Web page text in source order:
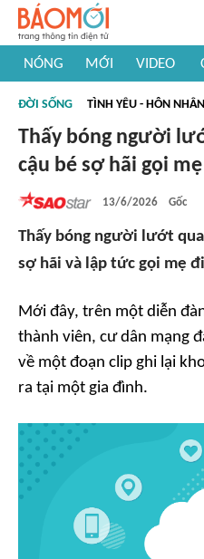
NÓNG MỚI VIDEO
#Khám phá thế giới
ĐỜI SỐNG TÌNH YÊU - HÔN NHÂN
Thấy bóng người
cậu bé sợ hãi gọi
13/6/2026 Gốc
Thấy bóng người lướt
sợ hãi và lập tức gọi mẹ
Mới đây, trên một diễn
thành viên, cư dân mạng
về một đoạn clip ghi lại
ra tại một gia đình.